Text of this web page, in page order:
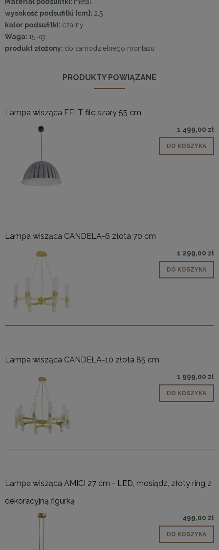
Materiał podsufitki: metal
wysokość podsufitki [cm]: 2,5
kolor podsufitki: czarny
Waga: 15 kg
produkt złożony: do samodzielnego montażu
PRODUKTY POWIĄZANE
Lampa wisząca FELT filc szary 55 cm
1 499,00 zł
DO KOSZYKA
Lampa wisząca CANDELA-6 złota 70 cm
1 299,00 zł
DO KOSZYKA
Lampa wisząca CANDELA-10 złota 85 cm
1 999,00 zł
DO KOSZYKA
Lampa wisząca AMICI 27 cm - LED, mosiądz, złoty ring z
dekoracyjną figurką
499,00 zł
DO KOSZYKA